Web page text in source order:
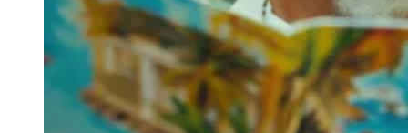
JB Negócios
16 de abril de 2026 às 17:50